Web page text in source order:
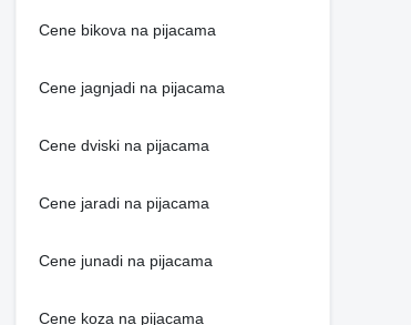
Cene bikova na pijacama
Cene jagnjadi na pijacama
Cene dviski na pijacama
Cene jaradi na pijacama
Cene junadi na pijacama
Cene koza na pijacama